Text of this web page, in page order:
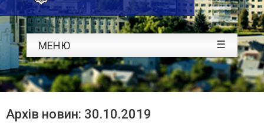
МЕНЮ ☰
Архів новин: 30.10.2019